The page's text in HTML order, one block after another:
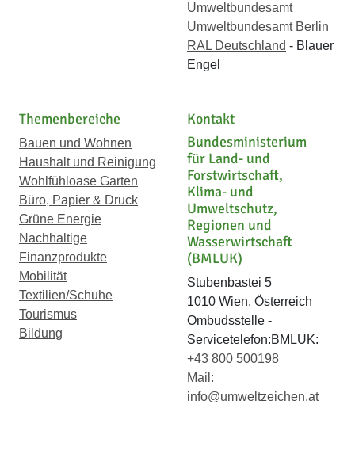
Umweltbundesamt
Umweltbundesamt Berlin
RAL Deutschland - Blauer
Engel
Themenbereiche
Bauen und Wohnen
Haushalt und Reinigung
Wohlfühloase Garten
Büro, Papier & Druck
Grüne Energie
Nachhaltige
Finanzprodukte
Mobilität
Textilien/Schuhe
Tourismus
Bildung
Kontakt
Bundesministerium
für Land- und
Forstwirtschaft,
Klima- und
Umweltschutz,
Regionen und
Wasserwirtschaft
(BMLUK)
Stubenbastei 5
1010 Wien, Österreich
Ombudsstelle -
Servicetelefon:BMLUK:
+43 800 500198
Mail:
info@umweltzeichen.at